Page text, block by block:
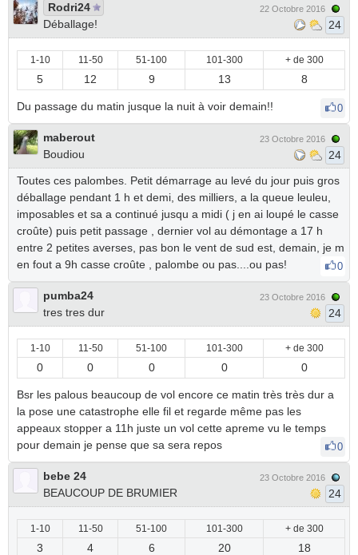
Rodri24
Déballage!
22 Octobre 2016
24
1-10 11-50 51-100 101-300 + de 300
5 12 9 13 8
Du passage du matin jusque la nuit à voir demain!! 0
maberout
Boudiou
23 Octobre 2016
24
Toutes ces palombes. Petit démarrage au levé du jour puis gros
déballage pendant 1 h et demi, des milliers, a la queue leuleu,
imposables et sa a continué jusqu a midi ( j en ai loupé le casse
croûte) puis petit passage , dernier vol au démontage a 17 h
entre 2 petites averses, pas bon le vent de sud est, demain, je m
en fout a 9h casse croûte , palombe ou pas....ou pas!
0
pumba24
tres tres dur
23 Octobre 2016
24
1-10 11-50 51-100 101-300 + de 300
0 0 0 0 0
Bsr les palous beaucoup de vol encore ce matin très très dur a
la pose une catastrophe elle fil et regarde même pas les
appeaux stopper a 11h juste un vol cette apreme vu le temps
pour demain je pense que sa sera repos
0
bebe 24
BEAUCOUP DE BRUMIER
23 Octobre 2016
24
1-10 11-50 51-100 101-300 + de 300
3 4 6 20 18